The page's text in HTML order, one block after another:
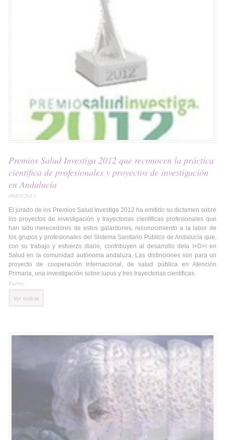
Premios Salud Investiga 2012 que reconocen la práctica
científica de profesionales y proyectos de investigación
en Andalucía
06/03/2013
El jurado de los Premios Salud Investiga 2012 ha emitido su dictamen sobre
los proyectos de investigación y trayectorias científicas profesionales que
han sido merecedores de estos galardones, reconocimiento a la labor de
los grupos y profesionales del Sistema Sanitario Público de Andalucía que,
con su trabajo y esfuerzo diario, contribuyen al desarrollo dela I+D+i en
Salud en la comunidad autónoma andaluza. Las distinciones son para un
proyecto de cooperación internacional, de salud pública en Atención
Primaria, una investigación sobre lupus y tres trayectorias científicas.
Fuente:
Ver noticia